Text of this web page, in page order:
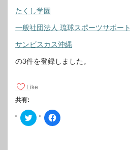
たくし学園
一般社団法人 琉球スポーツサポート
サンビスカス沖縄
の3件を登録しました。
Like
共有:
ク
リ
F
a